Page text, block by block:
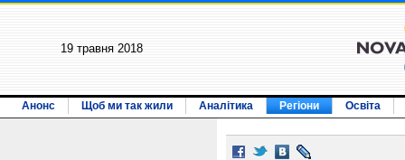
19 травня 2018
Анонс Щоб ми так жили Аналітика Регіони Освіта